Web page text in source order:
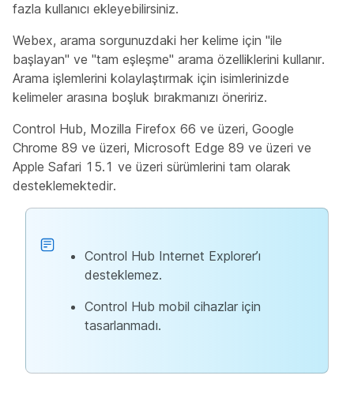
fazla kullanıcı ekleyebilirsiniz.
Webex, arama sorgunuzdaki her kelime için "ile
başlayan" ve "tam eşleşme" arama özelliklerini kullanır.
Arama işlemlerini kolaylaştırmak için isimlerinizde
kelimeler arasına boşluk bırakmanızı öneririz.
Control Hub, Mozilla Firefox 66 ve üzeri, Google
Chrome 89 ve üzeri, Microsoft Edge 89 ve üzeri ve
Apple Safari 15.1 ve üzeri sürümlerini tam olarak
desteklemektedir.
Control Hub Internet Explorer’ı
desteklemez.
Control Hub mobil cihazlar için
tasarlanmadı.